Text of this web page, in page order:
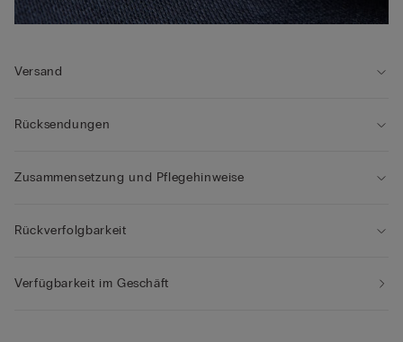
Versand
Rücksendungen
Zusammensetzung und Pflegehinweise
Rückverfolgbarkeit
Verfügbarkeit im Geschäft